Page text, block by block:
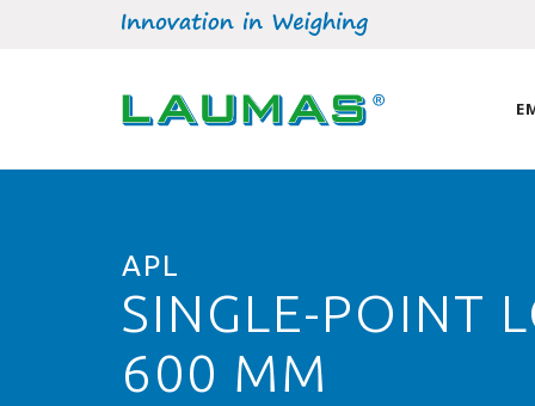
APL
SINGLE-POINT
600 MM